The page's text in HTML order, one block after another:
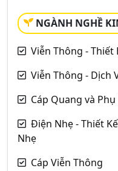
NGÀNH NGHỀ
Viễn Thông - Thiết
Viễn Thông - Dịch
Cáp Quang và
Điện Nhẹ - Thiết
Nhẹ
Cáp Viễn Thông